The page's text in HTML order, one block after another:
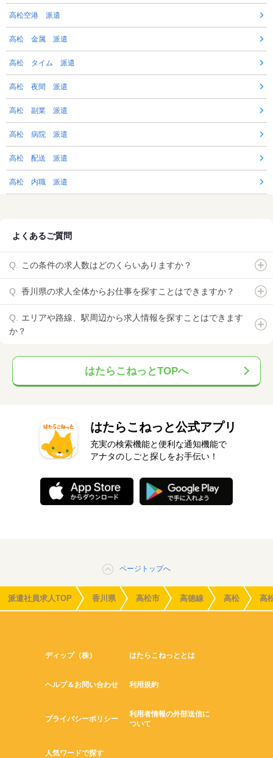
高松空港 派遣
高松 金属 派遣
高松 タイム 派遣
高松 夜間 派遣
高松 副業 派遣
高松 病院 派遣
高松 配送 派遣
高松 内職 派遣
よくあるご質問
この条件の求人数はどのくらいありますか？
香川県の求人全体からお仕事を探すことはできますか？
エリアや路線、駅周辺から求人情報を探すことはできます
か？
はたらこねっとTOPへ
はたらこねっと公式アプリ
充実の検索機能と便利な通知機能で
アナタのしごと探しをお手伝い！
ページトップへ
派遣社員求人TOP 香川県 高松市 高徳線 高松 高
ディップ（株） はたらこねっととは
ヘルプ＆お問い合わせ 利用規約
プライバシーポリシー
利用者情報の外部送信に
ついて
人気ワードで探す